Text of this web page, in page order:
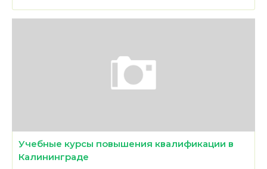
Учебные курсы повышения квалификации в
Калининграде